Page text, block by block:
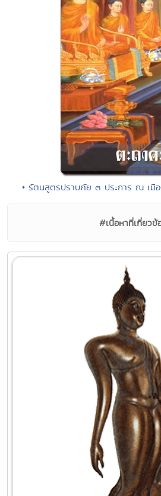
• รัตนสูตรปราบภัย ๓ ประการ ณ เมื
#เนื้อหาที่เกี่ยวข้